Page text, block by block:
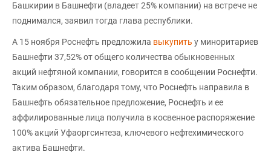
Башкирии в Башнефти (владеет 25% компании) на встрече не
поднимался, заявил тогда глава республики.
А 15 ноября Роснефть предложила выкупить у миноритариев
Башнефти 37,52% от общего количества обыкновенных
акций нефтяной компании, говорится в сообщении Роснефти.
Таким образом, благодаря тому, что Роснефть направила в
Башнефть обязательное предложение, Роснефть и ее
аффилированные лица получила в косвенное распоряжение
100% акций Уфаоргсинтеза, ключевого нефтехимического
актива Башнефти.